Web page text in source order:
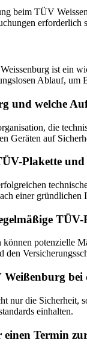
beim TÜV
erforderlich
ist ein
Ablauf, um
und welche
die
Geräten auf
Plakette
einer
potenzielle
Weißenburg
nur die Sicherheit,
einhalten.
einen Termin